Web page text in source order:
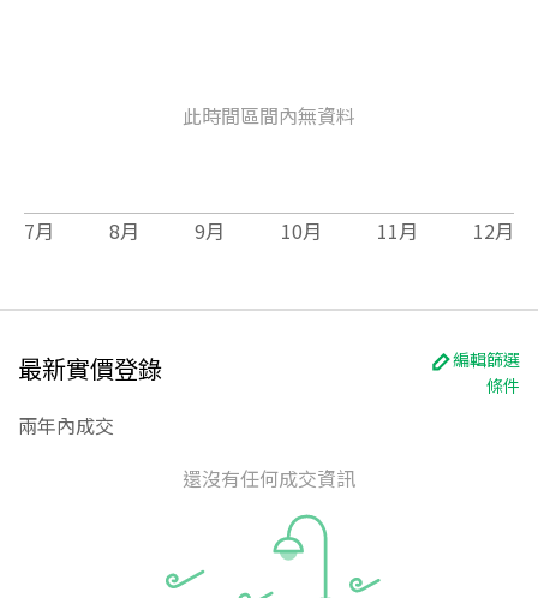
此時間區間內無資料
7月 8月 9月 10月 11月 12月
最新實價登錄
編輯篩選
條件
兩年內成交
還沒有任何成交資訊